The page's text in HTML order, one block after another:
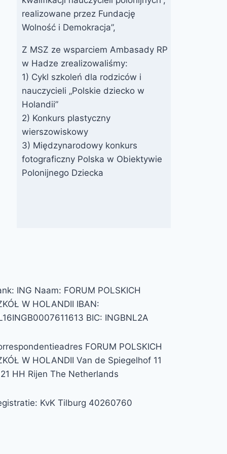
AKCJA:
“Pokażmy
oblicze
Polaków”
Przez
FPSN
29 marca 2011
Szkolenie dla
nauczycieli
polonijnych w
realizowane przez Fundację
Wolność i Demokracja”,
Z MSZ ze wsparciem Ambasady RP
w Hadze zrealizowaliśmy:
1) Cykl szkoleń dla rodziców i
nauczycieli „Polskie dziecko w
Holandii”
2) Konkurs plastyczny
wierszowiskowy
3) Międzynarodowy konkurs
fotograficzny Polska w Obiektywie
Polonijnego Dziecka
ING Naam: FORUM POLSKICH
W HOLANDII IBAN:
BIC: INGBNL2A
FORUM POLSKICH
W HOLANDII Van de Spiegelhof 11
HH Rijen The Netherlands
KvK Tilburg 40260760